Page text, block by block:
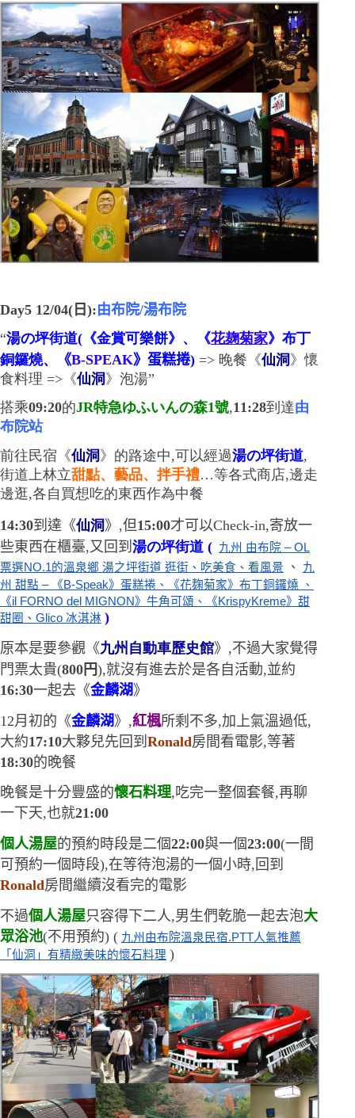
Day5 12/04( 日 ):由布院/湯布院
“湯の坪街道( 《金賞可樂餅》、《花麹菊家》布丁
銅鑼燒、
《B-SPEAK》蛋糕捲) => 晚餐《仙洞》懷
食料理 => 《仙洞》泡湯”
搭乘09:20的JR特急ゆふいんの森1號,11:28到達由
布院站
前往民宿《仙洞 》的路途中,可以經過湯の坪街道,
街道上林立甜點、藝品、拌手禮…等各式商店,邊走
邊逛,各自買想吃的東西作為中餐
14:30到達《仙洞》,但15:00才可以Check-in,寄放一
些東西在櫃臺,又回到 湯の坪街道 ( 九州 由布院 – OL
票選NO.1的溫泉鄉 湯之坪街道 逛街、吃美食、看風景 、 九
州 甜點 – 《B-Speak》蛋糕捲、《花麹菊家》布丁銅鑼燒 、
《il FORNO del MIGNON》牛角可頌、《KrispyKreme》甜
甜圈、Glico 冰淇淋 )
原本是要參觀《九州自動車歷史館》,不過大家覺得
門票太貴(800円),就沒有進去於是各自活動,並約
16:30一起去《金麟湖》
12月初的《金麟湖》,紅楓所剩不多,加上氣溫過低,
大約17:10大夥兒先回到 Ronald房間看電影,等著
18:30的晚餐
晚餐是十分豐盛的懷石料理,吃完一整個套餐,再聊
一下天,也就21:00
個人湯屋的預約時段是二個22:00與一個23:00(一間
可預約一個時段),在等待泡湯的一個小時,回到
Ronald房間繼續沒看完的電影
不過個人湯屋只容得下二人,男生們乾脆一起去泡大
眾浴池(不用預約) ( 九州由布院溫泉民宿.PTT人氣推薦
「仙洞」有精緻美味的懷石料理 )